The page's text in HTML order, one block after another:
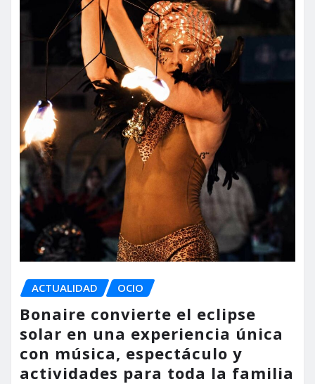
ACTUALIDAD OCIO
Bonaire convierte el eclipse
solar en una experiencia única
con música, espectáculo y
actividades para toda la familia